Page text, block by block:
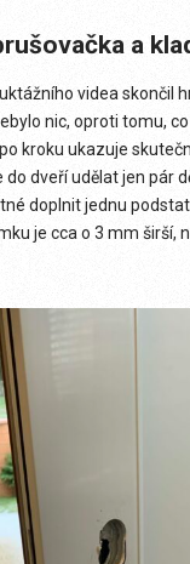
a
videa skončil
nic, oproti tomu, co
kroku ukazuje
dveří udělat jen pár
doplnit jednu
je cca o 3 mm širší,